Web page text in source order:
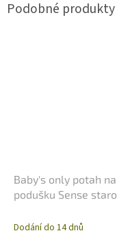
Baby's only potah na
podušku Sense staro
Dodání do 14 dnů